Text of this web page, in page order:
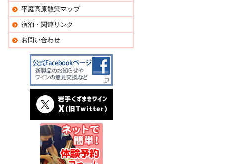
平庭高原散策マップ
宿泊・関連リンク
お問い合わせ